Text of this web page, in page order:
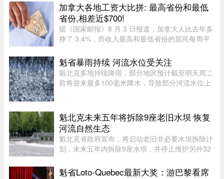
加拿大各地工资大比拼: 最高省份和最低
省份,相差近$700!
据《国家邮报》8 月 3 日报道，加拿大人比去年多
挣了 3.4%，而收入最高和最低省份的居民每周平
（Statistics Canada）最新发布的数据，披露了全
国及各省、地区居民的平均周 ...
魁省暴雨持续 河流水位受关注
魁北克多地持续降雨，部分地区预计截至明天周二
前将迎来最多100毫米降水，导致部分河流水位上
Jean地区的Chicoutimi河和au ...
魁北克未来五年将拆除9座老旧水坝 恢复
河流自然生态
魁北克省政府宣布，将启动老旧非必要水坝拆除计
划，未来五年内拆除9座水坝，并停止维护另外32
系统。这标志着魁北克正式加入国际上日益兴起的
魁省Loto-Quebec最新大奖：游巴黎看席